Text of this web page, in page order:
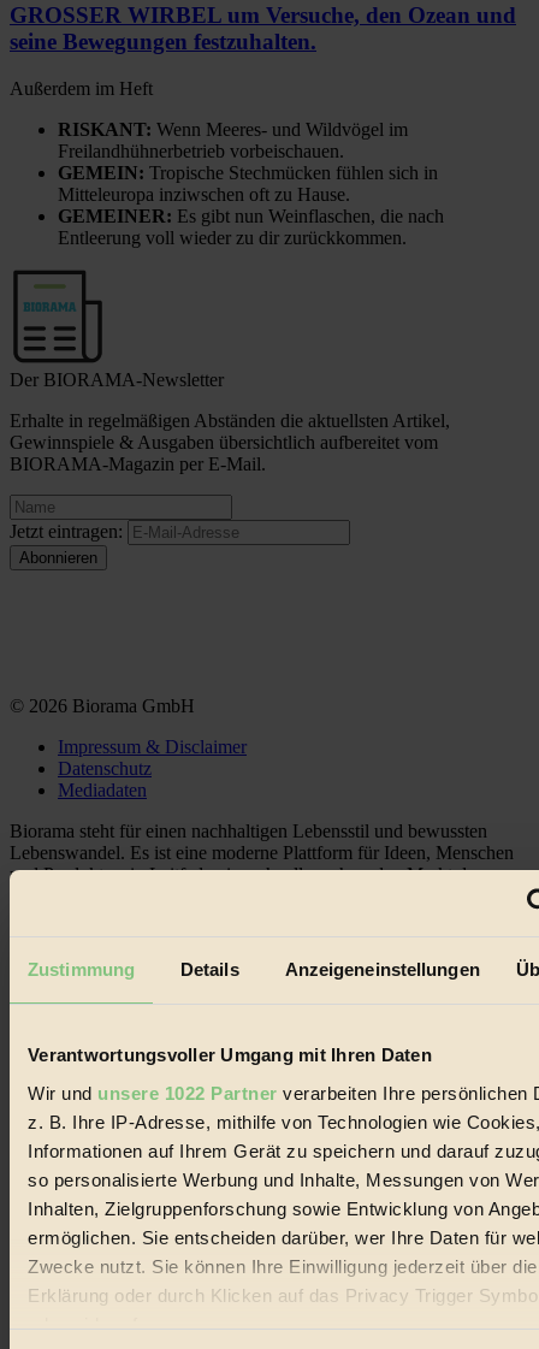
Zustimmung Details Anzeigeneinstellungen
Verantwortungsvoller Umgang mit Ihren Daten
Wir und unsere 1022 Partner verarbeiten Ihre persönlichen
z. B. Ihre IP-Adresse, mithilfe von Technologien wie
Informationen auf Ihrem Gerät zu speichern und darauf
so personalisierte Werbung und Inhalte, Messungen von
Inhalten, Zielgruppenforschung sowie Entwicklung von
ermöglichen. Sie entscheiden darüber, wer Ihre Daten für
Zwecke nutzt. Sie können Ihre Einwilligung jederzeit über
Erklärung oder durch Klicken auf das Privacy Trigger
oder widerrufen
GROSSER WIRBEL um Versuche, den Ozean und
seine Bewegungen festzuhalten.
Außerdem im Heft
RISKANT: Wenn Meeres- und Wildvögel im
Freilandhühnerbetrieb vorbeischauen.
GEMEIN: Tropische Stechmücken fühlen sich in
Mitteleuropa inziwschen oft zu Hause.
GEMEINER: Es gibt nun Weinflaschen, die nach
Entleerung voll wieder zu dir zurückkommen.
Der BIORAMA-Newsletter
Erhalte in regelmäßigen Abständen die aktuellsten Artikel,
Gewinnspiele & Ausgaben übersichtlich aufbereitet vom
BIORAMA-Magazin per E-Mail.
Jetzt eintragen:
© 2026 Biorama GmbH
Impressum & Disclaimer
Datenschutz
Mediadaten
Biorama steht für einen nachhaltigen Lebensstil und bewussten
Lebenswandel. Es ist eine moderne Plattform für Ideen, Menschen
und Produkte, ein Leitfaden im schnell wachsenden Markt des
Social Media
22.601 Fans auf Facebook
3.415 Follower auf Twitter
Themen
Nachhaltigkeit
Vegan